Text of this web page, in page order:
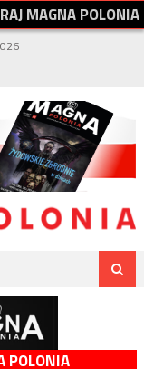
RAJMAGNAPOLONIA
POLONIA